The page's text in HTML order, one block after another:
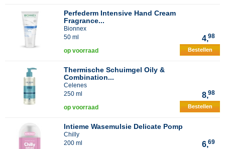
Perfederm Intensive Hand Cream
Fragrance...
Bionnex
50 ml
4,98
op voorraad Bestellen
Thermische Schuimgel Oily &
Combination...
Celenes
250 ml
8,98
op voorraad Bestellen
Intieme Wasemulsie Delicate Pomp
Chilly
200 ml
6,69